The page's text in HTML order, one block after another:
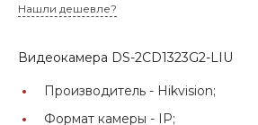
Нашли дешевле?
Видеокамера DS-2CD1323G2-LIU
Производитель - Hikvision;
Формат камеры - IP;